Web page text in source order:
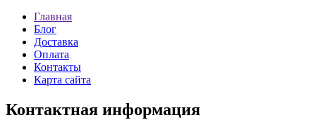
Главная
Блог
Доставка
Оплата
Контакты
Карта сайта
Контактная информация